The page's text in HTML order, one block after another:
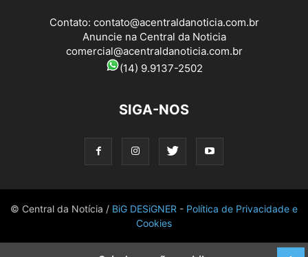
Contato: contato@acentraldanoticia.com.br
Anuncie na Central da Noticia
comercial@acentraldanoticia.com.br
(14) 9.9137-2502
SIGA-NOS
© Central da Notícia / BiG DESiGNER - Política de Privacidade e
Cookies